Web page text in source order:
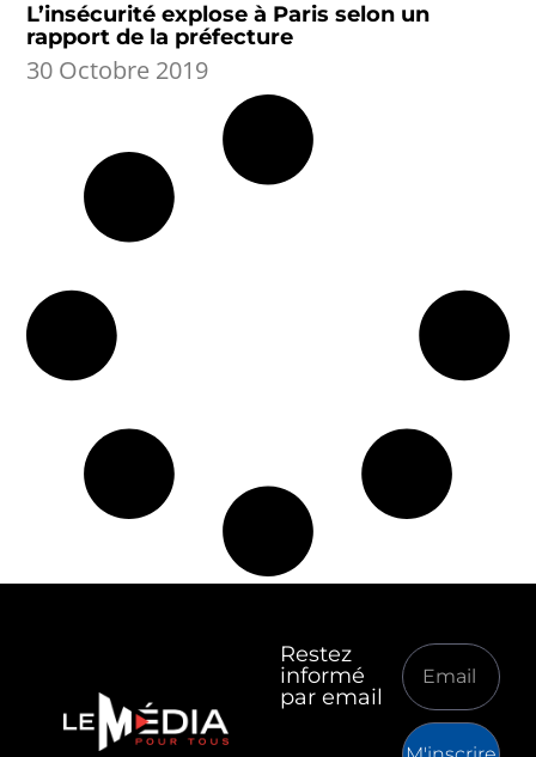
L’insécurité explose à Paris selon un
rapport de la préfecture
30 Octobre 2019
Restez
informé
par email